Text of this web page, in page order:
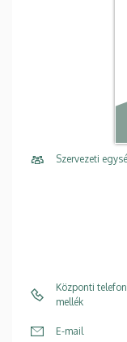
Szervezeti
Központi
mellék
E-mail